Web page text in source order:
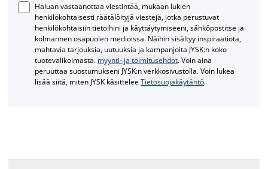
Haluan vastaanottaa viestintää, mukaan lukien
henkilökohtaisesti räätälöityjä viestejä, jotka perustuvat
henkilökohtaisiin tietoihini ja käyttäytymiseeni, sähköpostitse ja
kolmannen osapuolen medioissa. Näihin sisältyy inspiraatiota,
mahtavia tarjouksia, uutuuksia ja kampanjoita JYSK:n koko
tuotevalikoimasta. myynti- ja toimitusehdot. Voin aina
peruuttaa suostumukseni JYSK:n verkkosivustolla. Voin lukea
lisää siitä, miten JYSK käsitteleeTietosuojakäytäntö.